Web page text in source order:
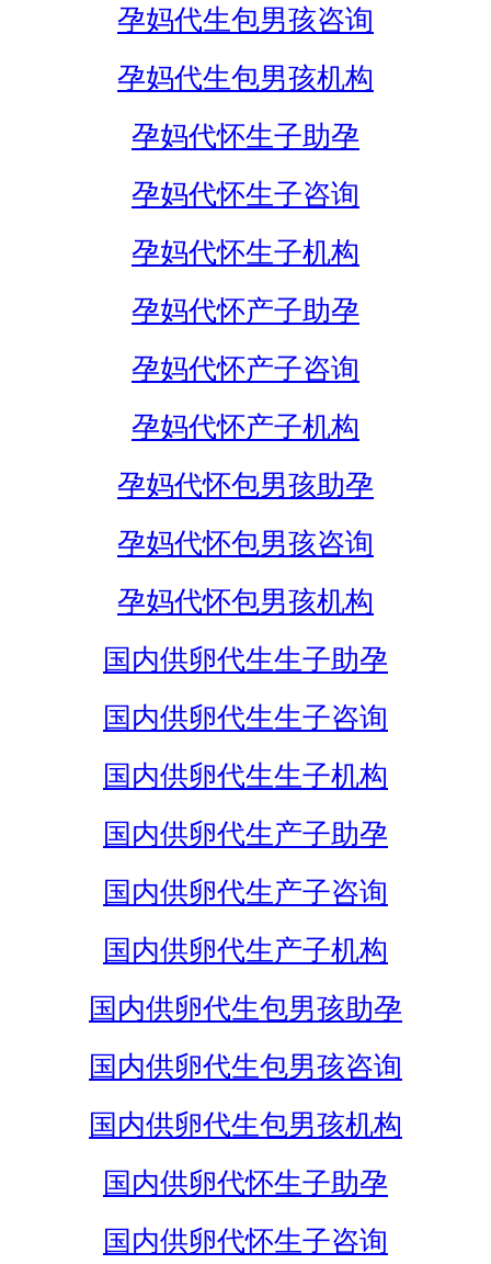
孕妈代生包男孩咨询
孕妈代生包男孩机构
孕妈代怀生子助孕
孕妈代怀生子咨询
孕妈代怀生子机构
孕妈代怀产子助孕
孕妈代怀产子咨询
孕妈代怀产子机构
孕妈代怀包男孩助孕
孕妈代怀包男孩咨询
孕妈代怀包男孩机构
国内供卵代生生子助孕
国内供卵代生生子咨询
国内供卵代生生子机构
国内供卵代生产子助孕
国内供卵代生产子咨询
国内供卵代生产子机构
国内供卵代生包男孩助孕
国内供卵代生包男孩咨询
国内供卵代生包男孩机构
国内供卵代怀生子助孕
国内供卵代怀生子咨询